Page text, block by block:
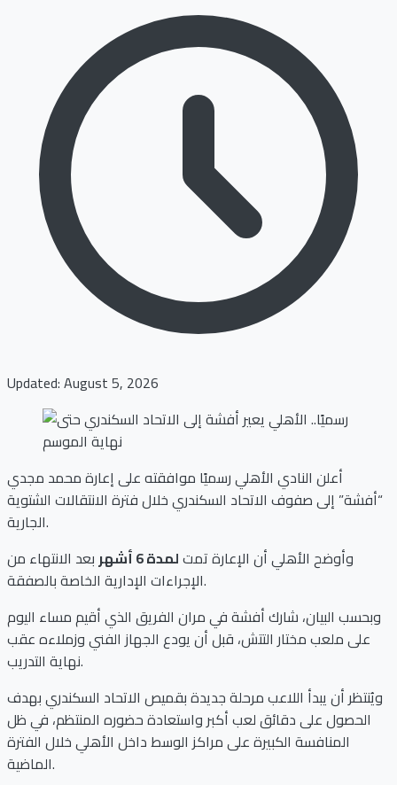
Updated: August 5, 2026
أعلن النادي الأهلي رسميًا موافقته على إعارة محمد مجدي
“أفشة” إلى صفوف الاتحاد السكندري خلال فترة الانتقالات الشتوية
الجارية.
وأوضح الأهلي أن الإعارة تمتلمدة 6 أشهر
بعد الانتهاء من
الإجراءات الإدارية الخاصة بالصفقة.
وبحسب البيان، شارك أفشة في مران الفريق الذي أقيم مساء اليوم
على ملعب مختار التتش، قبل أن يودع الجهاز الفني وزملاءه عقب
نهاية التدريب.
ويُنتظر أن يبدأ اللاعب مرحلة جديدة بقميص الاتحاد السكندري بهدف
الحصول على دقائق لعب أكبر واستعادة حضوره المنتظم، في ظل
المنافسة الكبيرة على مراكز الوسط داخل الأهلي خلال الفترة
الماضية.